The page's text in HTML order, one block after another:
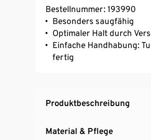
Bestellnummer: 193990
Besonders saugfähig
Optimaler Halt durch
Einfache Handhabung:
fertig
Produktbeschreibung
Material & Pflege